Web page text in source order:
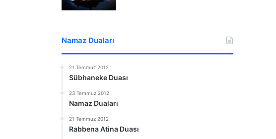
Namaz Duaları
21 Temmuz 2012
Sübhaneke Duası
23 Temmuz 2012
Namaz Duaları
21 Temmuz 2012
Rabbena Atina Duası